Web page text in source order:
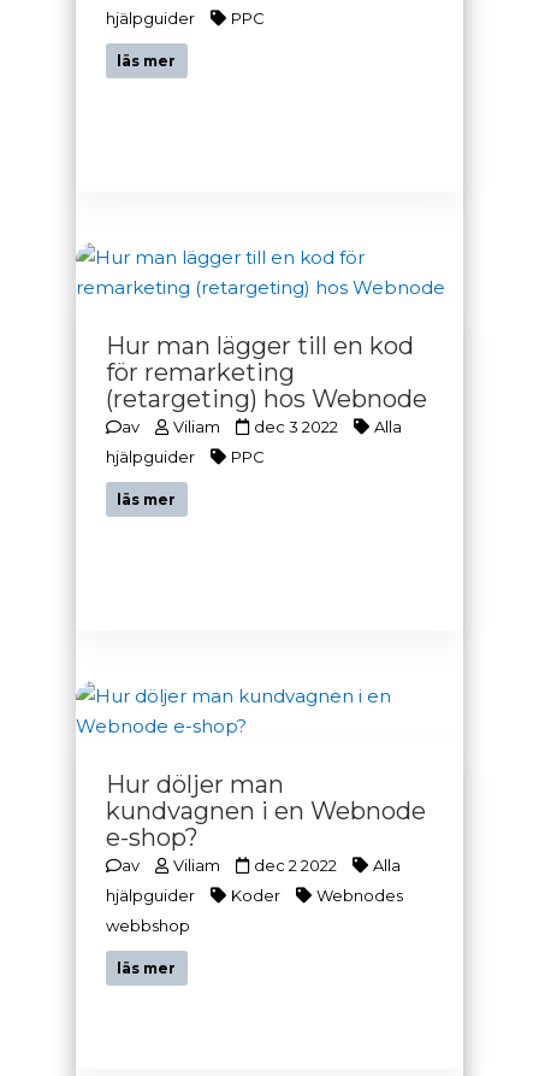
hjälpguider
PPC
läs mer
Hur man lägger till en kod
för remarketing
(retargeting) hos Webnode
av Viliam dec 3 2022
Alla
hjälpguider
PPC
läs mer
Hur döljer man
kundvagnen i en Webnode
e-shop?
av Viliam dec 2 2022
Alla
hjälpguider
Koder
Webnodes
webbshop
läs mer